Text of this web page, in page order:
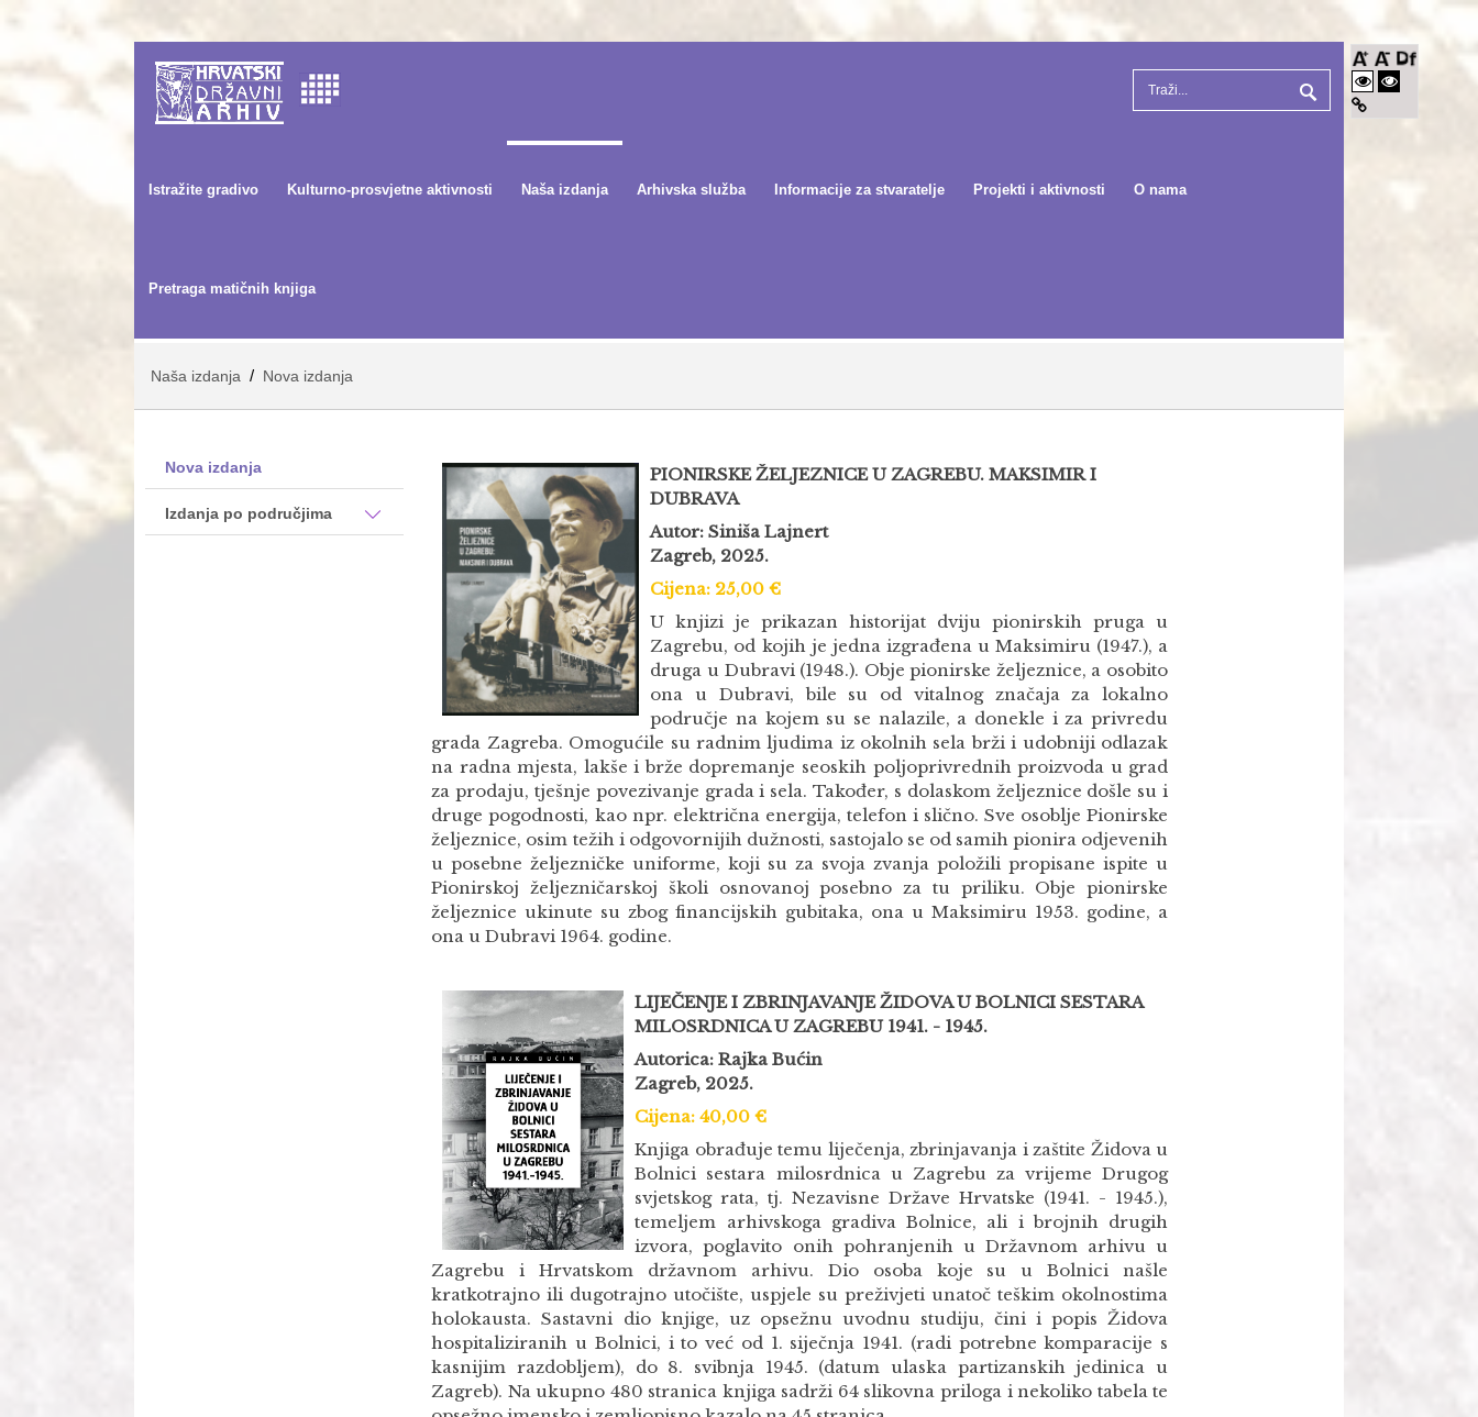
Istražite gradivo Kulturno-prosvjetne aktivnosti Naša izdanja Arhivska služba Informacije za stvaratelje Projekti i aktivnosti O nama
Pretraga matičnih knjiga
Naša izdanja / Nova izdanja
Nova izdanja
Izdanja po područjima
PIONIRSKE ŽELJEZNICE U ZAGREBU. MAKSIMIR I
DUBRAVA
Autor: Siniša Lajnert
Zagreb, 2025.
Cijena: 25,00 €
U knjizi je prikazan historijat dviju pionirskih pruga u
Zagrebu, od kojih je jedna izgrađena u Maksimiru (1947.), a
druga u Dubravi (1948.). Obje pionirske željeznice, a osobito
ona u Dubravi, bile su od vitalnog značaja za lokalno
područje na kojem su se nalazile, a donekle i za privredu
grada Zagreba. Omogućile su radnim ljudima iz okolnih sela brži i udobniji odlazak
na radna mjesta, lakše i brže dopremanje seoskih poljoprivrednih proizvoda u grad
za prodaju, tješnje povezivanje grada i sela. Također, s dolaskom željeznice došle su i
druge pogodnosti, kao npr. električna energija, telefon i slično. Sve osoblje Pionirske
željeznice, osim težih i odgovornijih dužnosti, sastojalo se od samih pionira odjevenih
u posebne željezničke uniforme, koji su za svoja zvanja položili propisane ispite u
Pionirskoj željezničarskoj školi osnovanoj posebno za tu priliku. Obje pionirske
željeznice ukinute su zbog financijskih gubitaka, ona u Maksimiru 1953. godine, a
ona u Dubravi 1964. godine.
LIJEČENJE I ZBRINJAVANJE ŽIDOVA U BOLNICI SESTARA
MILOSRDNICA U ZAGREBU 1941. - 1945.
Autorica: Rajka Bućin
Zagreb, 2025.
Cijena: 40,00 €
Knjiga obrađuje temu liječenja, zbrinjavanja i zaštite Židova u
Bolnici sestara milosrdnica u Zagrebu za vrijeme Drugog
svjetskog rata, tj. Nezavisne Države Hrvatske (1941. - 1945.),
temeljem arhivskoga gradiva Bolnice, ali i brojnih drugih
izvora, poglavito onih pohranjenih u Državnom arhivu u
Zagrebu i Hrvatskom državnom arhivu. Dio osoba koje su u Bolnici našle
kratkotrajno ili dugotrajno utočište, uspjele su preživjeti unatoč teškim okolnostima
holokausta. Sastavni dio knjige, uz opsežnu uvodnu studiju, čini i popis Židova
hospitaliziranih u Bolnici, i to već od 1. siječnja 1941. (radi potrebne komparacije s
kasnijim razdobljem), do 8. svibnja 1945. (datum ulaska partizanskih jedinica u
Zagreb). Na ukupno 480 stranica knjiga sadrži 64 slikovna priloga i nekoliko tabela te